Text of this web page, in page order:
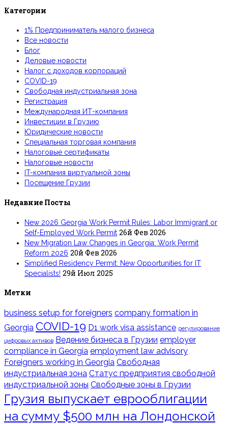
Категории
1% Предприниматель малого бизнеса
Все новости
Блог
Деловые новости
Налог с доходов корпораций
COVID-19
Свободная индустриальная зона
Регистрация
Международная ИТ-компания
Инвестиции в Грузию
Юридические новости
Специальная торговая компания
Налоговые сертификаты
Налоговые новости
IT-компания виртуальной зоны
Посещение Грузии
Недавние Посты
New 2026 Georgia Work Permit Rules: Labor Immigrant or
Self-Employed Work Permit 26й Фев 2026
New Migration Law Changes in Georgia: Work Permit
Reform 2026 20й Фев 2026
Simplified Residency Permit: New Opportunities for IT
Specialists! 29й Июл 2025
Метки
business setup for foreigners company formation in
Georgia COVID-19 D1 work visa assistance регулирование
цифровых активов Ведение бизнеса в Грузии employer
compliance in Georgia employment law advisory
Foreigners working in Georgia Свободная
индустриальная зона Статус предприятия свободной
индустриальной зоны Свободные зоны в Грузии
Грузия выпускает еврооблигации
на сумму $500 млн на Лондонской